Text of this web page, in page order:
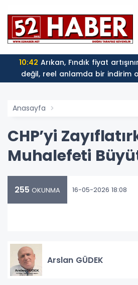
10:42
değil, reel anlamda bir indirim
Anasayfa
CHP’yi
Muhalefeti
255 OKUNMA 16-05-2026 18:08
Arslan GÜDEK